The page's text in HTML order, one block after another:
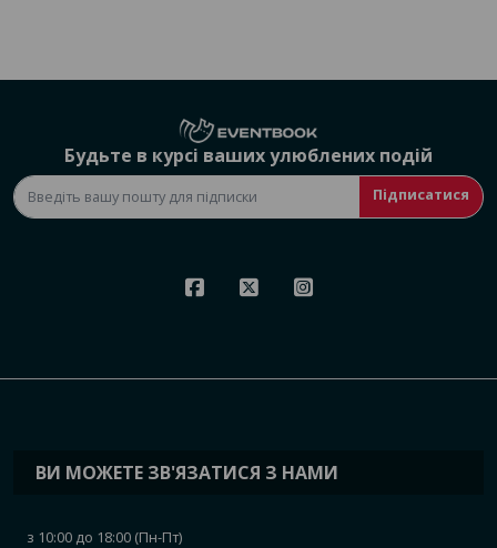
Будьте в курсі ваших улюблених подій
Підписатися
ВИ МОЖЕТЕ ЗВ'ЯЗАТИСЯ З НАМИ
з 10:00 до 18:00 (Пн-Пт)